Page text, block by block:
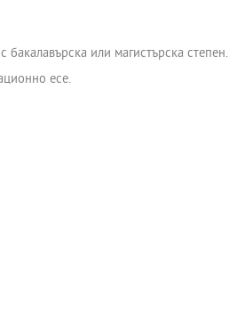
бакалавърска или магистърска степен.
есе.